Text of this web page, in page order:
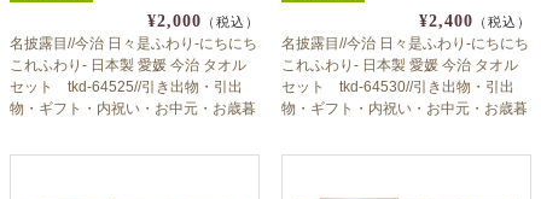
¥2,000 （税込）
名披露目//今治 日々是ふわり-にちにち
これふわり- 日本製 愛媛 今治 タオル
セット tkd-64525//引き出物・引出
物・ギフト・内祝い・お中元・お歳暮
¥2,400 （税込）
名披露目//今治 日々是ふわり-にちにち
これふわり- 日本製 愛媛 今治 タオル
セット tkd-64530//引き出物・引出
物・ギフト・内祝い・お中元・お歳暮